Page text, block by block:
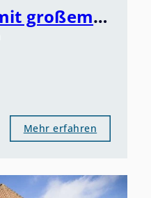
Grundstücke mit großem Potenzial im Herzen von Bad Bederkesa - Ankommen, Durchatmen, Erholen -
Mehr erfahren